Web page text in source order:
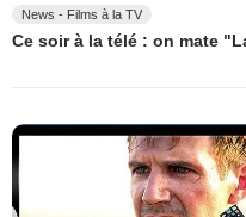
News - Films à la TV
Ce soir à la télé : on mate